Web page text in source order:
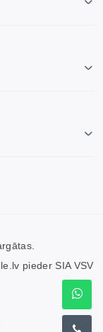
pieder SIA VSV